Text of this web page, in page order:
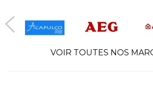
VOIR TOUTES NOS